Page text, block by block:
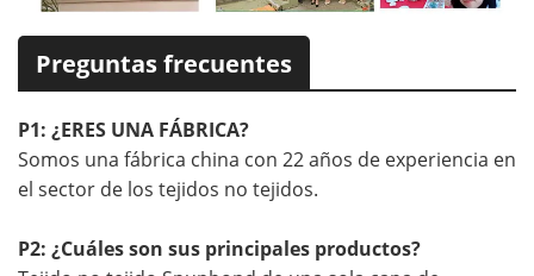
Preguntas frecuentes
P1: ¿ERES UNA FÁBRICA?
Somos una fábrica china con 22 años de experiencia en
el sector de los tejidos no tejidos.
P2: ¿Cuáles son sus principales productos?